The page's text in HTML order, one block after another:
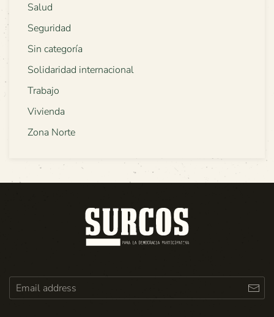
Salud
Seguridad
Sin categoría
Solidaridad internacional
Trabajo
Vivienda
Zona Norte